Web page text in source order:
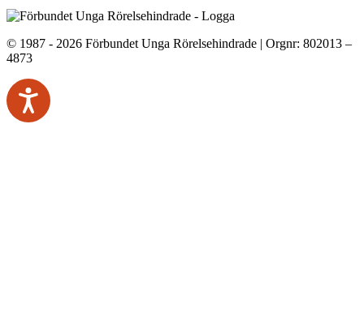
© 1987 - 2026 Förbundet Unga Rörelsehindrade | Orgnr: 802013 –
4873